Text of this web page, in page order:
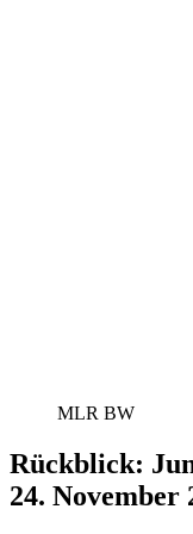
MLR BW
Rückblick:
24. November